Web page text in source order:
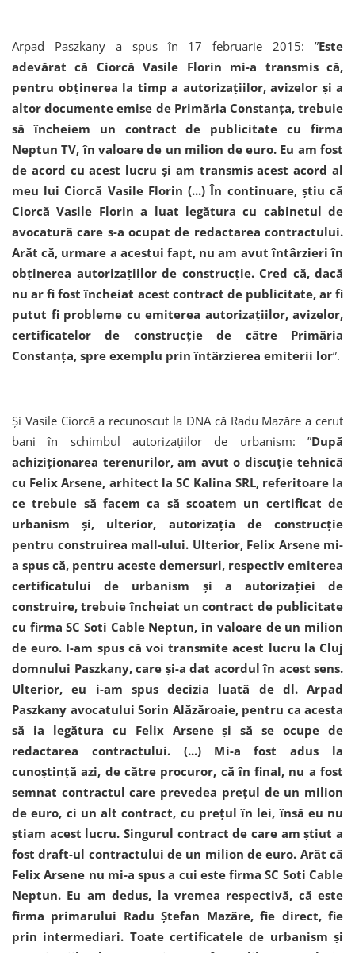
Arpad Paszkany a spus în 17 februarie 2015: ”Este
adevărat că Ciorcă Vasile Florin mi-a transmis că,
pentru obținerea la timp a autorizațiilor, avizelor și a
altor documente emise de Primăria Constanța, trebuie
să încheiem un contract de publicitate cu firma
Neptun TV, în valoare de un milion de euro. Eu am fost
de acord cu acest lucru și am transmis acest acord al
meu lui Ciorcă Vasile Florin (...) În continuare, știu că
Ciorcă Vasile Florin a luat legătura cu cabinetul de
avocatură care s-a ocupat de redactarea contractului.
Arăt că, urmare a acestui fapt, nu am avut întârzieri în
obținerea autorizațiilor de construcție. Cred că, dacă
nu ar fi fost încheiat acest contract de publicitate, ar fi
putut fi probleme cu emiterea autorizațiilor, avizelor,
certificatelor de construcție de către Primăria
Constanța, spre exemplu prin întârzierea emiterii lor”.
Și Vasile Ciorcă a recunoscut la DNA că Radu Mazăre a cerut
bani în schimbul autorizațiilor de urbanism: ”După
achiziționarea terenurilor, am avut o discuție tehnică
cu Felix Arsene, arhitect la SC Kalina SRL, referitoare la
ce trebuie să facem ca să scoatem un certificat de
urbanism și, ulterior, autorizația de construcție
pentru construirea mall-ului. Ulterior, Felix Arsene mi-
a spus că, pentru aceste demersuri, respectiv emiterea
certificatului de urbanism și a autorizației de
construire, trebuie încheiat un contract de publicitate
cu firma SC Soti Cable Neptun, în valoare de un milion
de euro. I-am spus că voi transmite acest lucru la Cluj
domnului Paszkany, care și-a dat acordul în acest sens.
Ulterior, eu i-am spus decizia luată de dl. Arpad
Paszkany avocatului Sorin Alăzăroaie, pentru ca acesta
să ia legătura cu Felix Arsene și să se ocupe de
redactarea contractului. (...) Mi-a fost adus la
cunoștință azi, de către procuror, că în final, nu a fost
semnat contractul care prevedea prețul de un milion
de euro, ci un alt contract, cu prețul în lei, însă eu nu
știam acest lucru. Singurul contract de care am știut a
fost draft-ul contractului de un milion de euro. Arăt că
Felix Arsene nu mi-a spus a cui este firma SC Soti Cable
Neptun. Eu am dedus, la vremea respectivă, că este
firma primarului Radu Ștefan Mazăre, fie direct, fie
prin intermediari. Toate certificatele de urbanism și